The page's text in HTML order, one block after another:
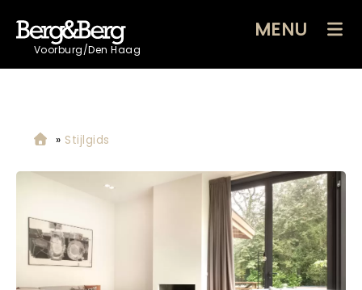
Voorburg/Den Haag
MENU
» Stijlgids